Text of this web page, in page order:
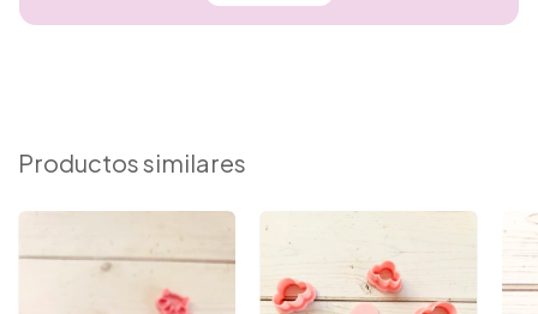
Productos similares